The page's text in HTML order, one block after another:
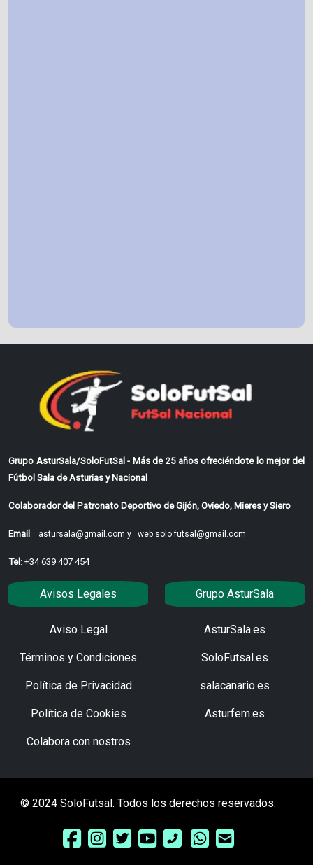
Grupo AsturSala/SoloFutSal - Más de 25 años ofreciéndote lo mejor del
Fútbol Sala de Asturias y Nacional
Colaborador del Patronato Deportivo de Gijón, Oviedo, Mieres y Siero
Email : astursala@gmail.com y web.solo.futsal@gmail.com
Tel : +34 639 407 454
Avisos Legales
Aviso Legal
Términos y Condiciones
Política de Privacidad
Política de Cookies
Colabora con nostros
Grupo AsturSala
AsturSala.es
SoloFutsal.es
salacanario.es
Asturfem.es
© 2024 SoloFutsal. Todos los derechos reservados.